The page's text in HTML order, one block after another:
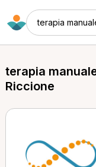
terapia
terapia
Riccione